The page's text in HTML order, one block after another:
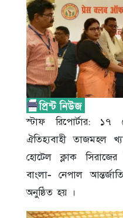
স্টাফ রিপোর্টার: ১৭
ঐতিহ্যবাহী তাজমহল
হোটেল ক্লাক
বাংলা- নেপাল
অনুষ্ঠিত হয় ।